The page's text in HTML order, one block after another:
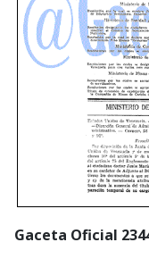
Gaceta Oficial